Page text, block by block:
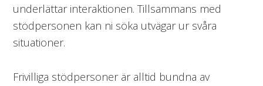
underlättar interaktionen. Tillsammans med
stödpersonen kan ni söka utvägar ur svåra
situationer.
Frivilliga stödpersoner är alltid bundna av